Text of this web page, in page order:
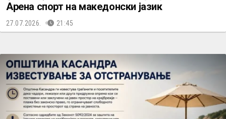
Арена спорт на македонски јазик
27.07.2026. 21:45